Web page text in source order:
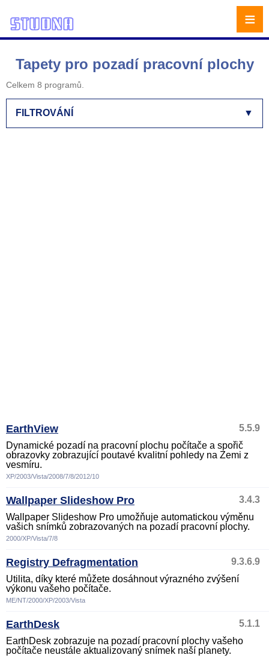
Tapety pro pozadí pracovní plochy
Celkem 8 programů.
▼
FILTROVÁNÍ
EarthView
5.5.9
Dynamické pozadí na pracovní plochu počítače a spořič
obrazovky zobrazující poutavé kvalitní pohledy na Zemi z
vesmíru.
XP/2003/Vista/2008/7/8/2012/10
Wallpaper Slideshow Pro
3.4.3
Wallpaper Slideshow Pro umožňuje automatickou výměnu
vašich snímků zobrazovaných na pozadí pracovní plochy.
2000/XP/Vista/7/8
Registry Defragmentation
9.3.6.9
Utilita, díky které můžete dosáhnout výrazného zvýšení
výkonu vašeho počítače.
ME/NT/2000/XP/2003/Vista
EarthDesk
5.1.1
EarthDesk zobrazuje na pozadí pracovní plochy vašeho
počítače neustále aktualizovaný snímek naší planety.
≡